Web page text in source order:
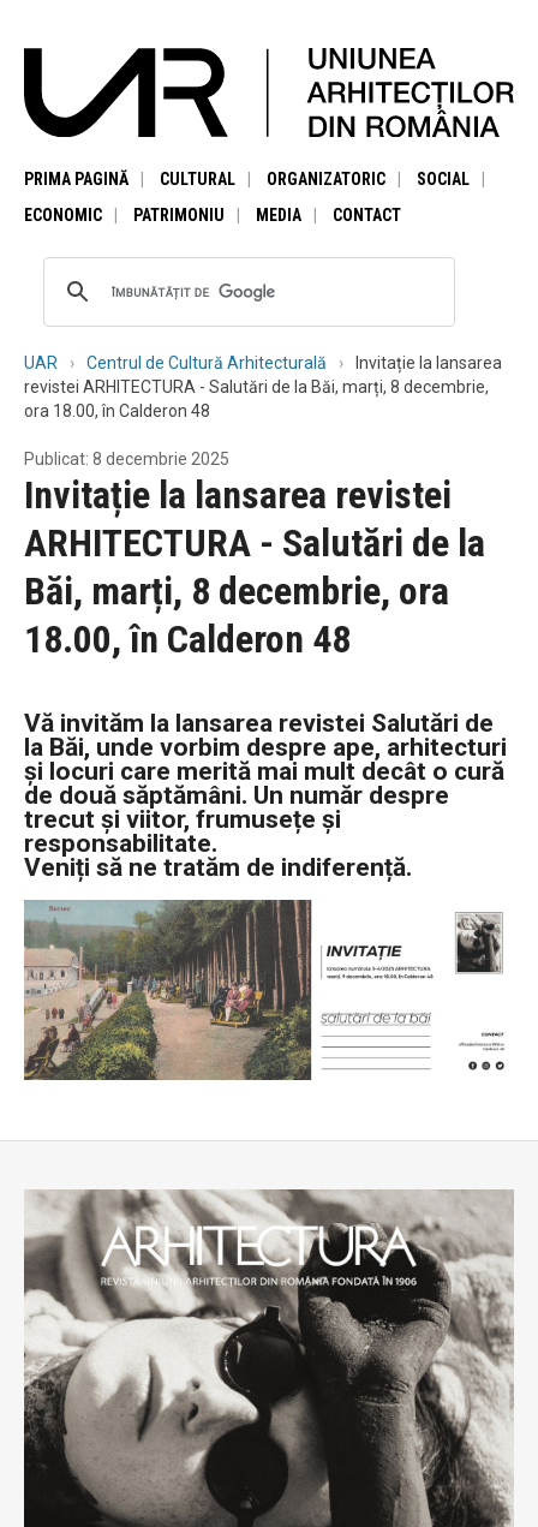
PRIMA PAGINĂ CULTURAL ORGANIZATORIC
SOCIAL
ECONOMIC
PATRIMONIU MEDIA CONTACT
UAR Centrul de Cultură Arhitecturală
Invitație la lansarea
revistei ARHITECTURA - Salutări de la Băi, marți, 8 decembrie,
ora 18.00, în Calderon 48
Publicat: 8 decembrie 2025
Invitație la lansarea revistei
ARHITECTURA - Salutări de la
Băi, marți, 8 decembrie, ora
18.00, în Calderon 48
Vă invităm la lansarea revistei Salutări de
la Băi, unde vorbim despre ape, arhitecturi
și locuri care merită mai mult decât o cură
de două săptămâni. Un număr despre
trecut și viitor, frumusețe și
responsabilitate.
Veniți să ne tratăm de indiferență.